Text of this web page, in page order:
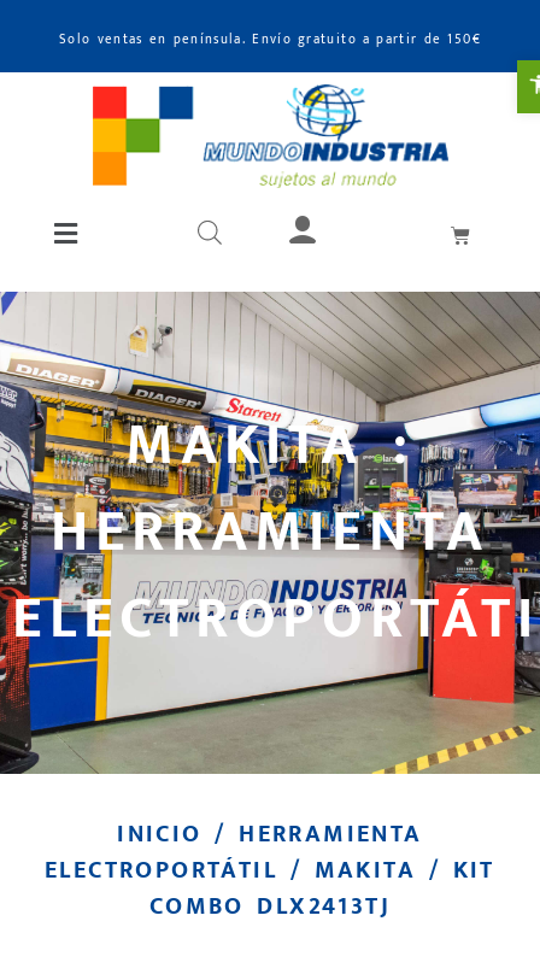
Solo ventas en península. Envío gratuito a partir de 150€
MAKITA :
HERRAMIENTA
INICIO / HERRAMIENTA
ELECTROPORTÁTIL / MAKITA / KIT
COMBO DLX2413TJ